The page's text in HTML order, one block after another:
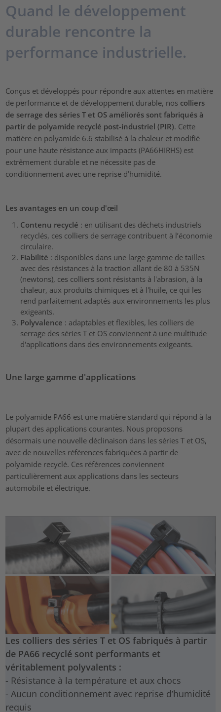
Quand le développement
durable rencontre la
performance industrielle.
Conçus et développés pour répondre aux attentes en matière
de performance et de développement durable, nos colliers
de serrage des séries T et OS améliorés sont fabriqués à
partir de polyamide recyclé post-industriel (PIR). Cette
matière en polyamide 6.6 stabilisé à la chaleur et modifié
pour une haute résistance aux impacts (PA66HIRHS) est
extrêmement durable et ne nécessite pas de
conditionnement avec une reprise d’humidité.
Les avantages en un coup d'œil
Contenu recyclé : en utilisant des déchets industriels
recyclés, ces colliers de serrage contribuent à l’économie
circulaire.
Fiabilité : disponibles dans une large gamme de tailles
avec des résistances à la traction allant de 80 à 535N
(newtons), ces colliers sont résistants à l'abrasion, à la
chaleur, aux produits chimiques et à l'huile, ce qui les
rend parfaitement adaptés aux environnements les plus
exigeants.
Polyvalence : adaptables et flexibles, les colliers de
serrage des séries T et OS conviennent à une multitude
d'applications dans des environnements exigeants.
Une large gamme d'applications
Le polyamide PA66 est une matière standard qui répond à la
plupart des applications courantes. Nous proposons
désormais une nouvelle déclinaison dans les séries T et OS,
avec de nouvelles références fabriquées à partir de
polyamide recyclé. Ces références conviennent
particulièrement aux applications dans les secteurs
automobile et électrique.
Les colliers des séries T et OS fabriqués à partir
de PA66 recyclé sont performants et
véritablement polyvalents :
- Résistance à la température et aux chocs
- Aucun conditionnement avec reprise d’humidité
requis